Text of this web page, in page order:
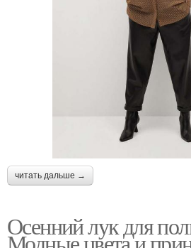
читать дальше →
Осенний лук для